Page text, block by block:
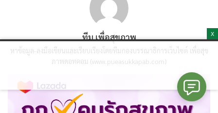
ทีม เพื่อสุขภาพ
หาข้อมูล-ลงมือเขียนและเรียบเรียงโดยทีมกองบรรณาธิการเว็บไซต์ เพื่อสุข
ภาพดอทคอม (www.pueasukkapab.com)
X